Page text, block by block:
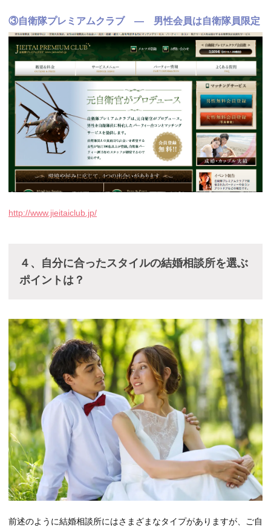
③自衛隊プレミアムクラブ — 男性会員は自衛隊員限定
http://www.jieitaiclub.jp/
４、自分に合ったスタイルの結婚相談所を選ぶ
ポイントは？
前述のように結婚相談所にはさまざまなタイプがありますが、ご自